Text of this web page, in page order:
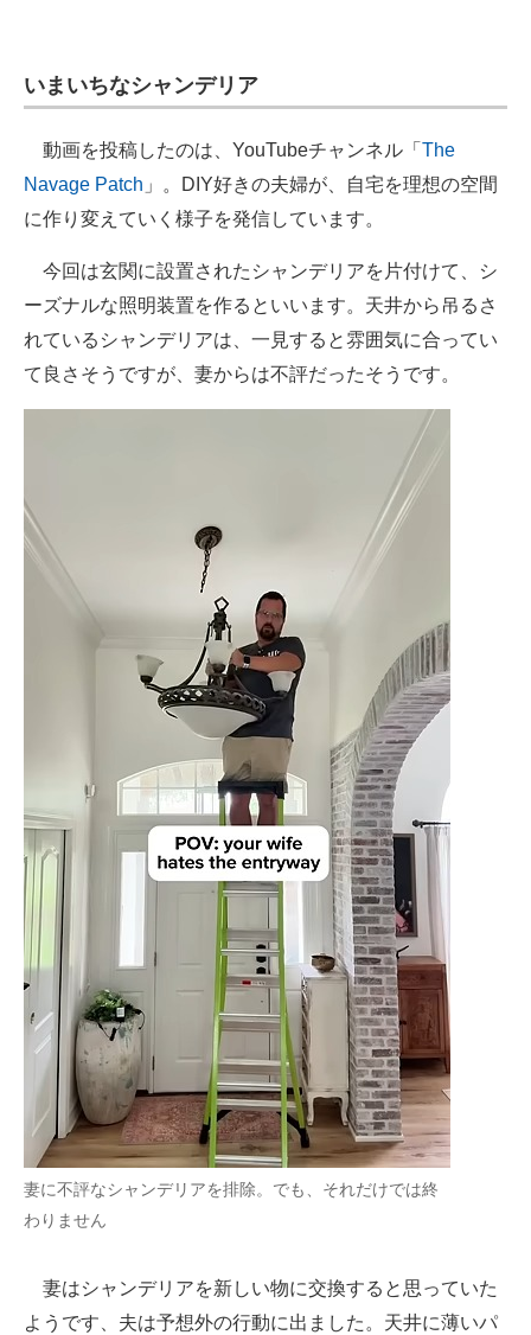
いまいちなシャンデリア
動画を投稿したのは、YouTubeチャンネル「 The
Navage Patch 」。DIY好きの夫婦が、自宅を理想の空間
に作り変えていく様子を発信しています。
今回は玄関に設置されたシャンデリアを片付けて、シ
ーズナルな照明装置を作るといいます。天井から吊るさ
れているシャンデリアは、一見すると雰囲気に合ってい
て良さそうですが、妻からは不評だったそうです。
妻に不評なシャンデリアを排除。でも、それだけでは終
わりません
妻はシャンデリアを新しい物に交換すると思っていた
ようです、夫は予想外の行動に出ました。天井に薄いパ